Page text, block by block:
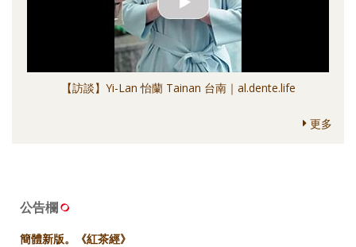
【訪談】Yi-Lan 怡蘭 Tainan 台南｜al.dente.life
更多
公告欄
簡體新版。《紅茶經》